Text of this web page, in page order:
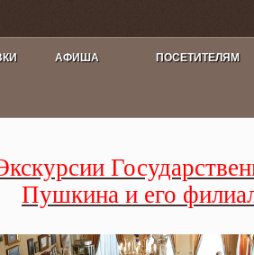
АФИША ПОСЕТИТЕЛЯМ
Пушкина и его